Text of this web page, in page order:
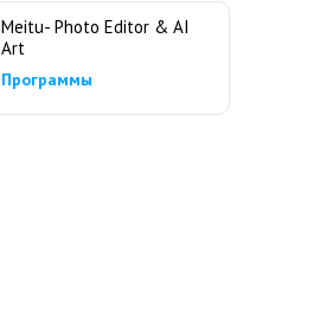
Meitu- Photo Editor & AI
Art
Программы